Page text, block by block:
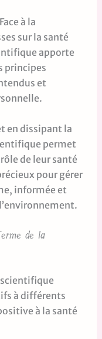
à la
sur la santé
apporte
principes
et
en dissipant la
permet
de leur santé
pour gérer
informée et
de la
à différents
à la santé